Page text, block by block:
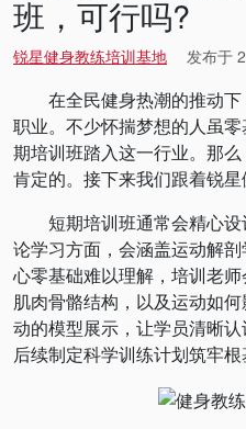
班，可行吗?
锐星健身教练培训基地 发布于
在全民健身热潮的推动下
职业。不少怀揣梦想的人虽
期培训班踏入这一行业。那
肯定的。接下来我们跟着锐星
短期培训班通常会精心设
论学习方面，会涵盖运动解
心零基础难以理解，培训老
肌肉骨骼结构，以及运动如
动的模型展示，让学员清晰
后续制定科学训练计划筑牢根